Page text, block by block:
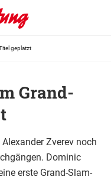
geplatzt
Grand-
Zverev noch
Dominic
erste Grand-Slam-